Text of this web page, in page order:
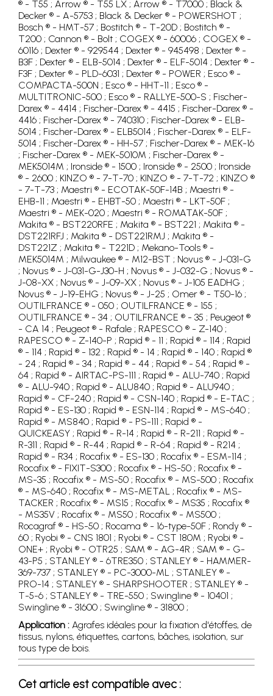
® - T55 ; Arrow ® - T55 LX ; Arrow ® - T7000 ; Black &
Decker ® - A-5753 ; Black & Decker ® - POWERSHOT ;
Bosch ® - HMT-57 ; Bostitch ® - T-20D ; Bostitch ® -
T200 ; Cannon ® - Bolt ; COGEX ® - 60006 ; COGEX ® -
60116 ; Dexter ® - 929544 ; Dexter ® - 945498 ; Dexter ® -
B3F ; Dexter ® - ELB-5014 ; Dexter ® - ELF-5014 ; Dexter ® -
F3F ; Dexter ® - PLD-6031 ; Dexter ® - POWER ; Esco ® -
COMPACTA-500N ; Esco ® - HHT-11 ; Esco ® -
MULTITRONIC-500 ; Esco ® - RALLYE-500-S ; Fischer-
Darex ® - 4414 ; Fischer-Darex ® - 4415 ; Fischer-Darex ® -
4416 ; Fischer-Darex ® - 740310 ; Fischer-Darex ® - ELB-
5014 ; Fischer-Darex ® - ELB5014 ; Fischer-Darex ® - ELF-
5014 ; Fischer-Darex ® - HH-57 ; Fischer-Darex ® - MEK-16
; Fischer-Darex ® - MEK-5010M ; Fischer-Darex ® -
MEK5014M ; Ironside ® - 1500 ; Ironside ® - 2500 ; Ironside
® - 2600 ; KINZO ® - 7-T-70 ; KINZO ® - 7-T-72 ; KINZO ®
- 7-T-73 ; Maestri ® - ECOTAK-50F-14B ; Maestri ® -
EHB-11 ; Maestri ® - EHBT-50 ; Maestri ® - LKT-50F ;
Maestri ® - MEK-020 ; Maestri ® - ROMATAK-50F ;
Makita ® - BST220RFE ; Makita ® - BST221 ; Makita ® -
DST221RFJ ; Makita ® - DST221RMJ ; Makita ® -
DST221Z ; Makita ® - T221D ; Mekano-Tools ® -
MEK5014M ; Milwaukee ® - M12-BST ; Novus ® - J-031-G
; Novus ® - J-031-G-J30-H ; Novus ® - J-032-G ; Novus ® -
J-08-XX ; Novus ® - J-09-XX ; Novus ® - J-105 EADHG ;
Novus ® - J-19-EHG ; Novus ® - J-25 ; Omer ® - T50-16 ;
OUTILFRANCE ® - 050 ; OUTILFRANCE ® - 155 ;
OUTILFRANCE ® - 34 ; OUTILFRANCE ® - 35 ; Peugeot ®
- CA 14 ; Peugeot ® - Rafale ; RAPESCO ® - Z-140 ;
RAPESCO ® - Z-140-P ; Rapid ® - 11 ; Rapid ® - 114 ; Rapid
® - 114 ; Rapid ® - 132 ; Rapid ® - 14 ; Rapid ® - 140 ; Rapid ®
- 24 ; Rapid ® - 34 ; Rapid ® - 44 ; Rapid ® - 54 ; Rapid ® -
64 ; Rapid ® - AIRTAC-PS-111 ; Rapid ® - ALU-740 ; Rapid
® - ALU-940 ; Rapid ® - ALU840 ; Rapid ® - ALU940 ;
Rapid ® - CF-240 ; Rapid ® - CSN-140 ; Rapid ® - E-TAC ;
Rapid ® - ES-130 ; Rapid ® - ESN-114 ; Rapid ® - MS-640 ;
Rapid ® - MS840 ; Rapid ® - PS-111 ; Rapid ® -
QUICKEASY ; Rapid ® - R-14 ; Rapid ® - R-211 ; Rapid ® -
R-311 ; Rapid ® - R-44 ; Rapid ® - R-64 ; Rapid ® - R214 ;
Rapid ® - R34 ; Rocafix ® - ES-130 ; Rocafix ® - ESM-114 ;
Rocafix ® - FIXIT-S300 ; Rocafix ® - HS-50 ; Rocafix ® -
MS-35 ; Rocafix ® - MS-50 ; Rocafix ® - MS-500 ; Rocafix
® - MS-640 ; Rocafix ® - MS-METAL ; Rocafix ® - MS-
TACKER ; Rocafix ® - MS15 ; Rocafix ® - MS35 ; Rocafix ®
- MS35V ; Rocafix ® - MS50 ; Rocafix ® - MS500 ;
Rocagraf ® - HS-50 ; Rocama ® - 16-type-50F ; Rondy ® -
60 ; Ryobi ® - CNS 1801 ; Ryobi ® - CST 180M ; Ryobi ® -
ONE+ ; Ryobi ® - OTR25 ; SAM ® - AG-4R ; SAM ® - G-
43-P5 ; STANLEY ® - 6TRE350 ; STANLEY ® - HAMMER-
369-737 ; STANLEY ® - PC-3000-ML ; STANLEY ® -
PRO-14 ; STANLEY ® - SHARPSHOOTER ; STANLEY ® -
T-5-6 ; STANLEY ® - TRE-550 ; Swingline ® - 10401 ;
Swingline ® - 31600 ; Swingline ® - 31800 ;
Application : Agrafes idéales pour la fixation d'étoffes, de
tissus, nylons, étiquettes, cartons, bâches, isolation, sur
tous type de bois.
Cet article est compatible avec :